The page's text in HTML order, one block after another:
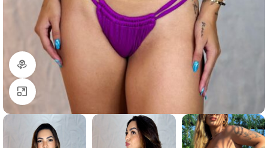
Visão do produto em 360º
Clique para ampliar